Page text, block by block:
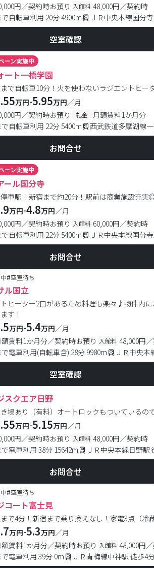
円／契約時お預り 入館料 48,000円／契約時
自転車利用 20分 4900m
ＪＲ中央本線国分
空室確認
ーン実施中
ート一橋学園
で自転車10分！火を使わないラジエントヒー
万円-5.95万円／月
円／契約時お預り 礼金
月額賃料1か月分
自転車利用 22分 5400m
西武鉄道多摩湖線
お問合せ
ーン実施中
ール国分寺
車駅！新宿まで約20分！駅前は商業施設充
万円-4.8万円／月
円／契約時お預り 入館料 60,000円／契約時
自転車利用 22分 5400m
ＪＲ中央本線国分
お問合せ
#空室待ち
ル国立
ヒーター2口があるため料理も楽々♪物件内
す！
万円-5.4万円／月
額賃料1か月分／契約時お預り 入館料 48,000円
電車利用(自転車含) 28分 9980m
ＪＲ中央本
空室確認
スクエア日野
場あり（有料）オートロックもついているの
万円-5.15万円／月
円／契約時お預り 入館料 48,000円／契約時
電車利用 38分 15642m
ＪＲ中央本線日野駅
お問合せ
#空室待ち
コート富士見
で4分！新宿まで乗り換えなし！家電3点（冷
万円-5.3万円／月
額賃料1か月分／契約時お預り 入館料 48,000円
電車利用 39分 0m
ＪＲ青梅線中神駅 徒歩4